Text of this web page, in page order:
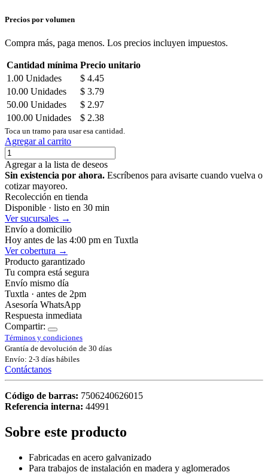
Precios por volumen
Compra más, paga menos. Los precios incluyen impuestos.
Cantidad mínima Precio unitario
1.00 Unidades $ 4.45
10.00 Unidades $ 3.79
50.00 Unidades $ 2.97
100.00 Unidades $ 2.38
Toca un tramo para usar esa cantidad.
Agregar al carrito
Agregar a la lista de deseos
Sin existencia por ahora. Escríbenos para avisarte cuando vuelva o
cotizar mayoreo.
Recolección en tienda
Disponible · listo en 30 min
Ver sucursales →
Envío a domicilio
Hoy antes de las 4:00 pm en Tuxtla
Ver cobertura →
Producto garantizado
Tu compra está segura
Envío mismo día
Tuxtla · antes de 2pm
Asesoría WhatsApp
Respuesta inmediata
Compartir:
Términos y condiciones
Grantía de devolución de 30 días
Envío: 2-3 días hábiles
Contáctanos
Código de barras: 7506240626015
Referencia interna: 44991
Sobre este producto
Fabricadas en acero galvanizado
Para trabajos de instalación en madera y aglomerados